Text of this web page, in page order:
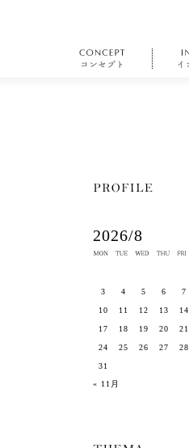
2026/8
« 11月
3 4 5 6 7
10 11 12 13 14
17 18 19 20 21
24 25 26 27 28
31